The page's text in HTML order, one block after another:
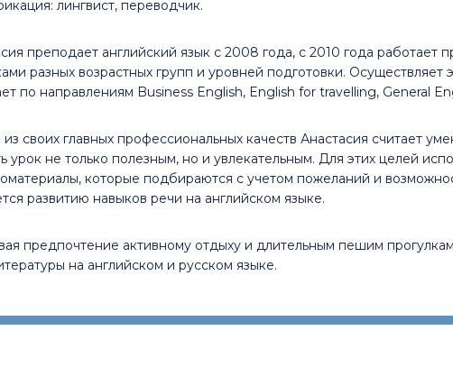
лингвист, переводчик.
преподает английский язык с 2008 года, с 2010 года
разных возрастных групп и уровней подготовки.
по направлениям Business English, English for travelling, General
своих главных профессиональных качеств Анастасия считает
урок не только полезным, но и увлекательным. Для этих целей
которые подбираются с учетом пожеланий и
развитию навыков речи на английском языке.
предпочтение активному отдыху и длительным пешим
на английском и русском языке.